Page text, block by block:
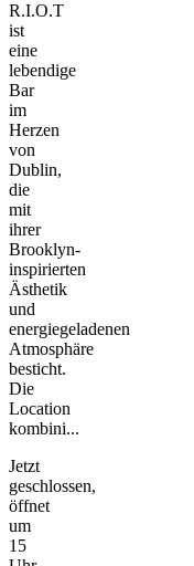
R.I.O.T
ist
eine
lebendige
Bar
im
Herzen
von
Dublin,
die
mit
ihrer
Brooklyn-
inspirierten
Ästhetik
und
energiegeladenen
Atmosphäre
besticht.
Die
Location
kombini...
Jetzt
geschlossen,
öffnet
um
15